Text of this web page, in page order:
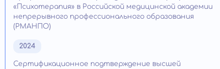
«Психотерапия» в Российской медицинской академии
непрерывного профессионального образования
(РМАНПО)
2024
Сертификационное подтверждение высшей